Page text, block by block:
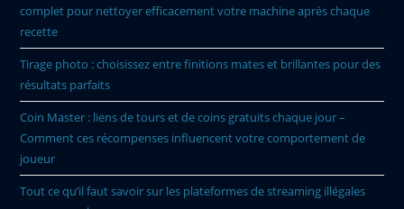
complet pour nettoyer efficacement votre machine après chaque
recette
Tirage photo : choisissez entre finitions mates et brillantes pour des
résultats parfaits
Coin Master : liens de tours et de coins gratuits chaque jour –
Comment ces récompenses influencent votre comportement de
joueur
Tout ce qu’il faut savoir sur les plateformes de streaming illégales